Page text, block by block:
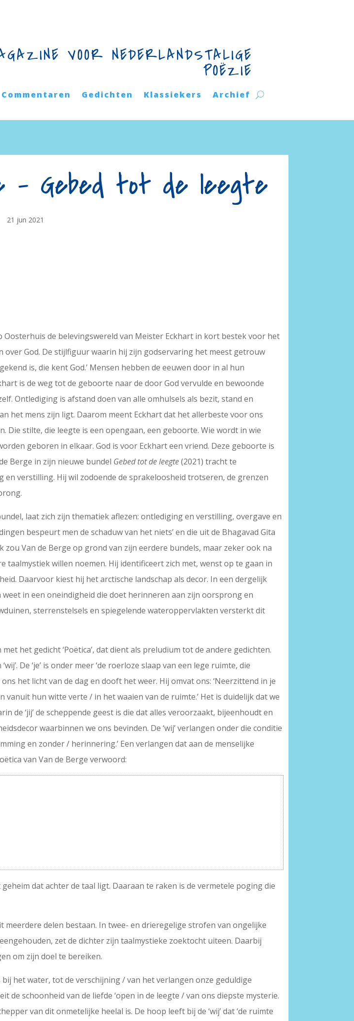
VOOR NEDERLANDSTALIGE
POËZIE
Commentaren Gedichten Klassiekers Archief
– Gebed tot de leegte
21 jun 2021
de belevingswereld van Meister Eckhart in kort bestek voor het
over God. De stijlfiguur waarin hij zijn godservaring het meest getrouw
is, die kent God.’ Mensen hebben de eeuwen door in al hun
is de weg tot de geboorte naar de door God vervulde en bewoonde
Ontlediging is afstand doen van alle omhulsels als bezit, stand en
het mens zijn ligt. Daarom meent Eckhart dat het allerbeste voor ons
stilte, die leegte is een opengaan, een geboorte. Wie wordt in wie
geboren in elkaar. God is voor Eckhart een vriend. Deze geboorte is
Berge in zijn nieuwe bundel Gebed tot de leegte(2021) tracht te
verstilling. Hij wil zodoende de sprakeloosheid trotseren, de grenzen
laat zich zijn thematiek aflezen: ontlediging en verstilling, overgave en
bespeurt men de schaduw van het niets’ en die uit de Bhagavad Gita
zou Van de Berge op grond van zijn eerdere bundels, maar zeker ook na
taalmystiek willen noemen. Hij identificeert zich met, wenst op te gaan in
Daarvoor kiest hij het arctische landschap als decor. In een dergelijk
in een oneindigheid die doet herinneren aan zijn oorsprong en
sterrenstelsels en spiegelende wateroppervlakten versterkt dit
het gedicht ‘Poëtica’, dat dient als preludium tot de andere gedichten.
De ‘je’ is onder meer ‘de roerloze slaap van een lege ruimte, die
het licht van de dag en dooft het weer. Hij omvat ons: ‘Neerzittend in je
hun witte verte / in het waaien van de ruimte.’ Het is duidelijk dat we
de ‘jij’ de scheppende geest is die dat alles veroorzaakt, bijeenhoudt en
waarbinnen we ons bevinden. De ‘wij’ verlangen onder die conditie
en zonder / herinnering.’ Een verlangen dat aan de menselijke
van Van de Berge verwoord:
dat achter de taal ligt. Daaraan te raken is de vermetele poging die
delen bestaan. In twee- en drieregelige strofen van ongelijke
zet de dichter zijn taalmystieke zoektocht uiteen. Daarbij
om zijn doel te bereiken.
het water, tot de verschijning / van het verlangen onze geduldige
de schoonheid van de liefde ‘open in de leegte / van ons diepste mysterie.
van dit onmetelijke heelal is. De hoop leeft bij de ‘wij’ dat ‘de ruimte